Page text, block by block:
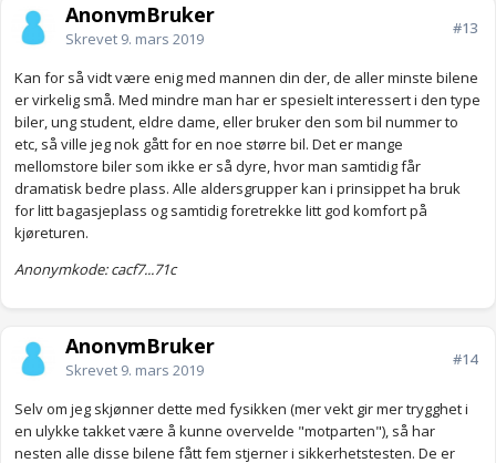
AnonymBruker
Skrevet 9. mars 2019
#13
Kan for så vidt være enig med mannen din der, de aller minste bilene
er virkelig små. Med mindre man har er spesielt interessert i den type
biler, ung student, eldre dame, eller bruker den som bil nummer to
etc, så ville jeg nok gått for en noe større bil. Det er mange
mellomstore biler som ikke er så dyre, hvor man samtidig får
dramatisk bedre plass. Alle aldersgrupper kan i prinsippet ha bruk
for litt bagasjeplass og samtidig foretrekke litt god komfort på
kjøreturen.
Anonymkode: cacf7...71c
AnonymBruker
Skrevet 9. mars 2019
#14
Selv om jeg skjønner dette med fysikken (mer vekt gir mer trygghet i
en ulykke takket være å kunne overvelde "motparten"), så har
nesten alle disse bilene fått fem stjerner i sikkerhetstesten. De er